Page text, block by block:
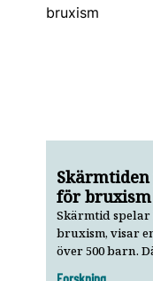
för bruxism
Skärmtid
bruxism, visar
över 500 barn.